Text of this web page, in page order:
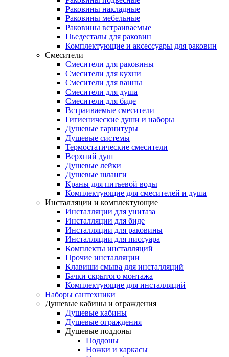
Раковины накладные
Раковины мебельные
Раковины встраиваемые
Пьедесталы для раковин
Комплектующие и аксессуары для раковин
Смесители
Смесители для раковины
Смесители для кухни
Смесители для ванны
Смесители для душа
Смесители для биде
Встраиваемые смесители
Гигиенические души и наборы
Душевые гарнитуры
Душевые системы
Термостатические смесители
Верхний душ
Душевые лейки
Душевые шланги
Краны для питьевой воды
Комплектующие для смесителей и душа
Инсталляции и комплектующие
Инсталляции для унитаза
Инсталляции для биде
Инсталляции для раковины
Инсталляции для писсуара
Комплекты инсталляций
Прочие инсталляции
Клавиши смыва для инсталляций
Бачки скрытого монтажа
Комплектующие для инсталляций
Наборы сантехники
Душевые кабины и ограждения
Душевые кабины
Душевые ограждения
Душевые поддоны
Поддоны
Ножки и каркасы